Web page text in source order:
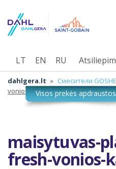
LT EN RU
dahlgera.lt » Смесители GOSHE
vonios-kambario-iranga-f23-herz-
maisytuvas-
fresh-vonios-